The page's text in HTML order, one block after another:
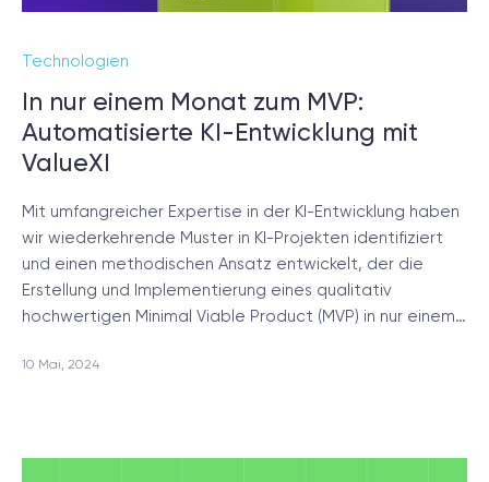
Technologien
In nur einem Monat zum MVP:
Automatisierte KI-Entwicklung mit
ValueXI
Mit umfangreicher Expertise in der KI-Entwicklung haben
wir wiederkehrende Muster in KI-Projekten identifiziert
und einen methodischen Ansatz entwickelt, der die
Erstellung und Implementierung eines qualitativ
hochwertigen Minimal Viable Product (MVP) in nur einem…
10 Mai, 2024